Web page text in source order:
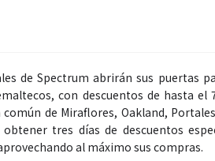
de Spectrum abrirán sus puertas
con descuentos de hasta el
de Miraflores, Oakland,
tres días de descuentos
al máximo sus compras.